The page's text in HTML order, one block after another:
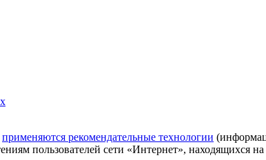
применяются рекомендательные технологии
пользователей сети «Интернет», находящихся